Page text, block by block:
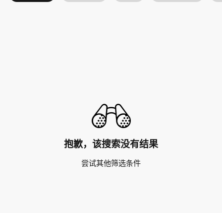
抱歉，该搜索没有结果
尝试其他筛选条件